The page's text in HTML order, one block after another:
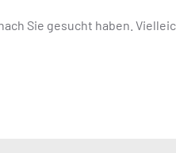
Sie gesucht haben.